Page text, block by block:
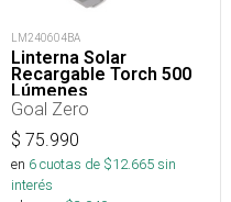
LM240604BA
Linterna Solar
Recargable Torch 500
Lúmenes
Goal Zero
$ 75.990
en 6cuotas de $12.665sin
interés